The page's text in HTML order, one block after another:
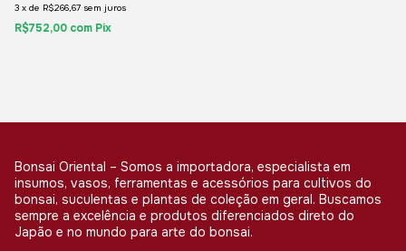
3 x de R$266,67 sem juros
R$752,00 com Pix
Bonsai Oriental – Somos a importadora, especialista em
insumos, vasos, ferramentas e acessórios para cultivos do
bonsai, suculentas e plantas de coleção em geral. Buscamos
sempre a excelência e produtos diferenciados direto do
Japão e no mundo para arte do bonsai.